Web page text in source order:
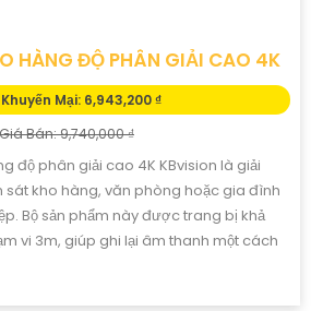
HÀNG ĐỘ PHÂN GIẢI CAO 4K
Mại: 6,943,200 ₫
Giá Bán: 9,740,000 ₫
độ phân giải cao 4K KBvision là giải
sát kho hàng, văn phòng hoặc gia đình
Bộ sản phẩm này được trang bị khả
vi 3m, giúp ghi lại âm thanh một cách